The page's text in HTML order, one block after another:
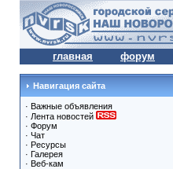
главная форум
Навигация сайта
· Важные объявления
· Лента новостей
· Форум
· Чат
· Ресурсы
· Галерея
· Веб-кам